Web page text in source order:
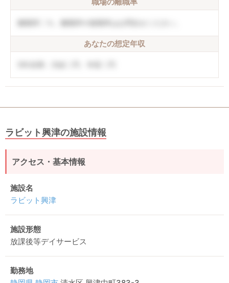
あなたの想定年収
ラビット興津の施設情報
アクセス・基本情報
施設名
ラビット興津
施設形態
放課後等デイサービス
勤務地